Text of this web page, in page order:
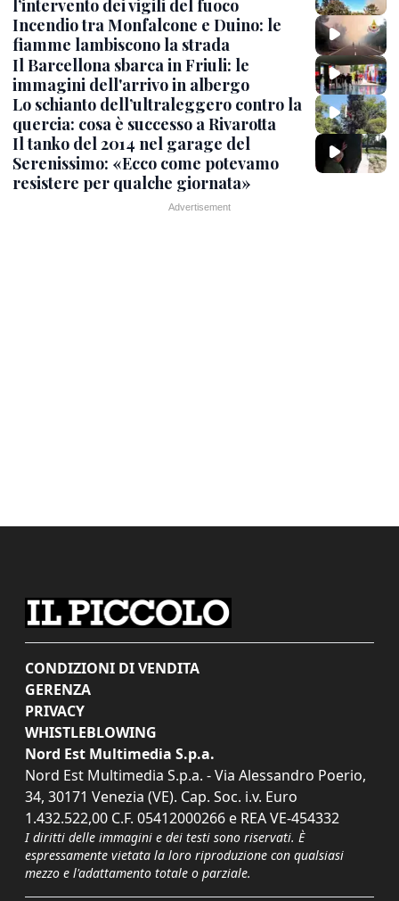
l’intervento dei vigili del fuoco
Incendio tra Monfalcone e Duino: le
fiamme lambiscono la strada
Il Barcellona sbarca in Friuli: le
immagini dell'arrivo in albergo
Lo schianto dell’ultraleggero contro la
quercia: cosa è successo a Rivarotta
Il tanko del 2014 nel garage del
Serenissimo: «Ecco come potevamo
resistere per qualche giornata»
CONDIZIONI DI VENDITA
GERENZA
PRIVACY
WHISTLEBLOWING
Nord Est Multimedia S.p.a.
Nord Est Multimedia S.p.a. - Via Alessandro Poerio,
34, 30171 Venezia (VE). Cap. Soc. i.v. Euro
1.432.522,00 C.F. 05412000266 e REA VE-454332
I diritti delle immagini e dei testi sono riservati. È
espressamente vietata la loro riproduzione con qualsiasi
mezzo e l'adattamento totale o parziale.